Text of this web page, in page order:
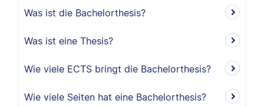
Was ist die Bachelorthesis?
Was ist eine Thesis?
Wie viele ECTS bringt die Bachelorthesis?
Wie viele Seiten hat eine Bachelorthesis?